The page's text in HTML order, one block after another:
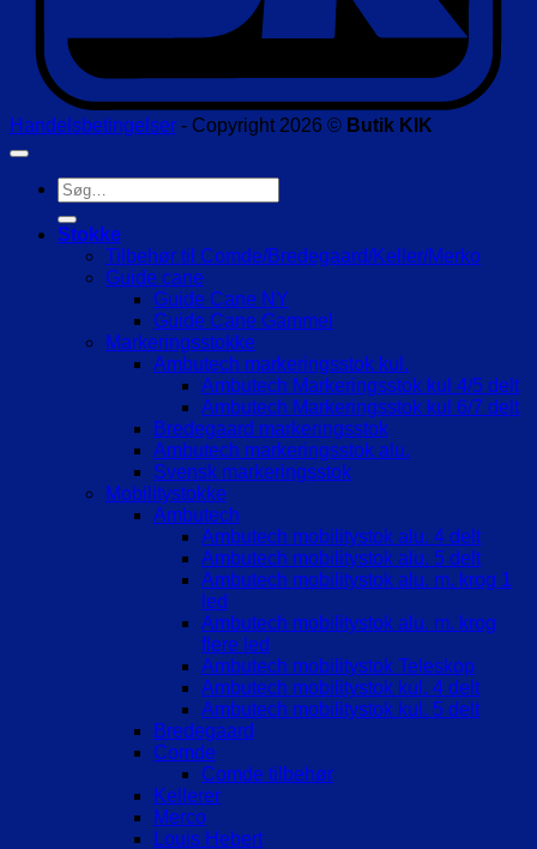
Handelsbetingelser - Copyright 2026 © Butik KIK
Søg
efter:
Stokke
Tilbehør til Comde/Bredegaard/Keller/Merko
Guide cane
Guide Cane NY
Guide Cane Gammel
Markeringsstokke
Ambutech markeringsstok kul.
Ambutech Markeringsstok kul 4/5 delt
Ambutech Markeringsstok kul 6/7 delt
Bredegaard markeringsstok
Ambutech markeringsstok alu.
Svensk markeringsstok
Mobilitystokke
Ambutech
Ambutech mobilitystok alu. 4 delt
Ambutech mobilitystok alu. 5 delt
Ambutech mobilitystok alu. m. krog 1
led
Ambutech mobilitystok alu. m. krog
flere led
Ambutech mobilitystok Teleskop
Ambutech mobilitystok kul. 4 delt
Ambutech mobilitystok kul. 5 delt
Bredegaard
Comde
Comde tilbehør
Kellerer
Merco
Louis Hebert